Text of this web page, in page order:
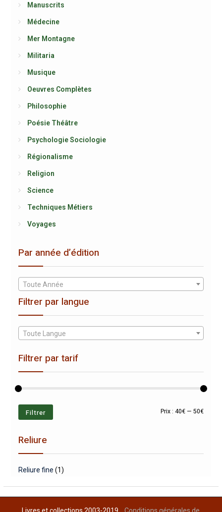
Manuscrits
Médecine
Mer Montagne
Militaria
Musique
Oeuvres Complètes
Philosophie
Poésie Théâtre
Psychologie Sociologie
Régionalisme
Religion
Science
Techniques Métiers
Voyages
Par année d’édition
Toute Année
Filtrer par langue
Toute Langue
Filtrer par tarif
Prix
Prix
Filtrer Prix :40€ —50€
Reliure
Reliure fine (1)